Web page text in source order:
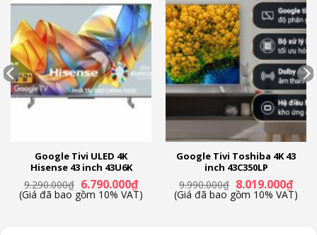
Google Tivi ULED 4K
Hisense 43 inch 43U6K
9.290.000₫ Giá
gốc
là:
6.790.000₫Giá
hiện
tại
(Giá đã bao gồm 10% VAT)
Google Tivi Toshiba 4K 43
inch 43C350LP
9.990.000₫ Giá
gốc
là:
8.019.000₫Giá
hiện
tại
(Giá đã bao gồm 10% VAT)